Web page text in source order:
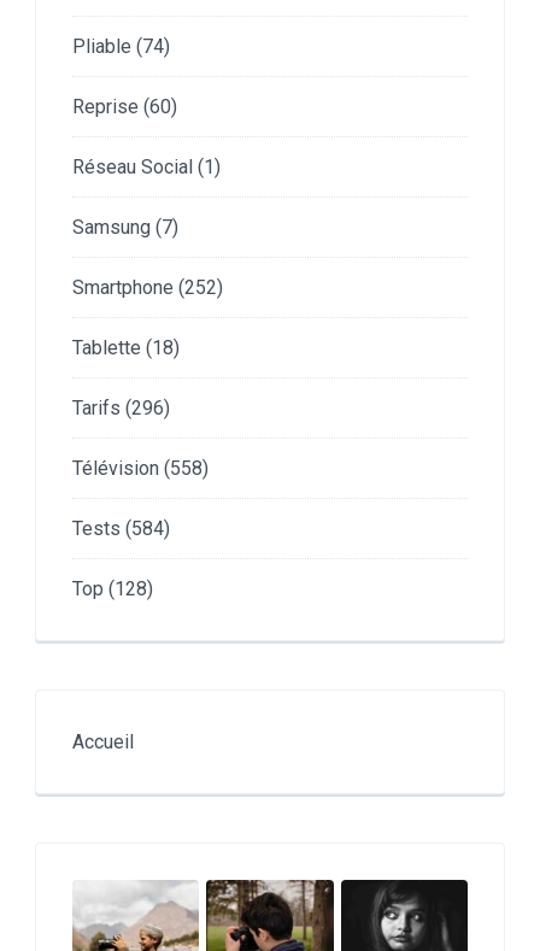
Pliable (74)
Reprise (60)
Réseau Social (1)
Samsung (7)
Smartphone (252)
Tablette (18)
Tarifs (296)
Télévision (558)
Tests (584)
Top (128)
Accueil